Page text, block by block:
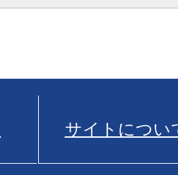
サイトについ